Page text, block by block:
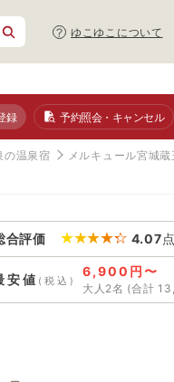
ゆこゆこについて
録 予約照会・キャンセル
の温泉宿 メルキュール宮城
合評価 4.07点
安値 (税込)
6,900円〜
大人2名 (合計